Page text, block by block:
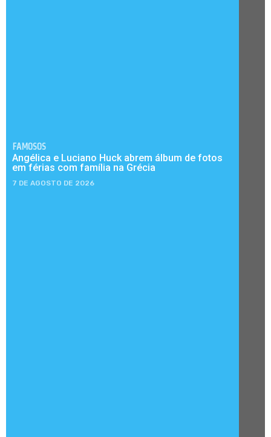
FAMOSOS
Angélica e Luciano Huck abrem álbum de fotos
em férias com família na Grécia
7 DE AGOSTO DE 2026